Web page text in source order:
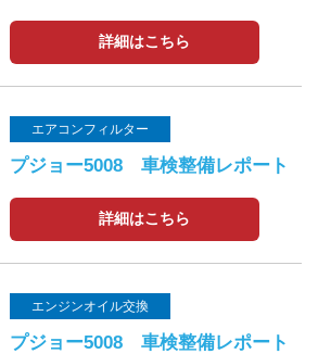
詳細はこちら
エアコンフィルター
プジョー5008 車検整備レポート
詳細はこちら
エンジンオイル交換
プジョー5008 車検整備レポート